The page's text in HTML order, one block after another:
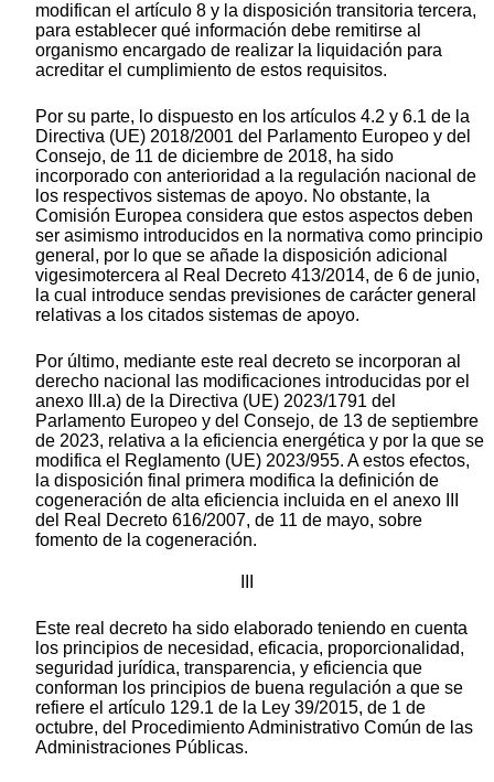
modifican el artículo 8 y la disposición transitoria tercera,
para establecer qué información debe remitirse al
organismo encargado de realizar la liquidación para
acreditar el cumplimiento de estos requisitos.
Por su parte, lo dispuesto en los artículos 4.2 y 6.1 de la
Directiva (UE) 2018/2001 del Parlamento Europeo y del
Consejo, de 11 de diciembre de 2018, ha sido
incorporado con anterioridad a la regulación nacional de
los respectivos sistemas de apoyo. No obstante, la
Comisión Europea considera que estos aspectos deben
ser asimismo introducidos en la normativa como principio
general, por lo que se añade la disposición adicional
vigesimotercera al Real Decreto 413/2014, de 6 de junio,
la cual introduce sendas previsiones de carácter general
relativas a los citados sistemas de apoyo.
Por último, mediante este real decreto se incorporan al
derecho nacional las modificaciones introducidas por el
anexo III.a) de la Directiva (UE) 2023/1791 del
Parlamento Europeo y del Consejo, de 13 de septiembre
de 2023, relativa a la eficiencia energética y por la que se
modifica el Reglamento (UE) 2023/955. A estos efectos,
la disposición final primera modifica la definición de
cogeneración de alta eficiencia incluida en el anexo III
del Real Decreto 616/2007, de 11 de mayo, sobre
fomento de la cogeneración.
Este real decreto ha sido elaborado teniendo en cuenta
los principios de necesidad, eficacia, proporcionalidad,
seguridad jurídica, transparencia, y eficiencia que
conforman los principios de buena regulación a que se
refiere el artículo 129.1 de la Ley 39/2015, de 1 de
octubre, del Procedimiento Administrativo Común de las
Administraciones Públicas.